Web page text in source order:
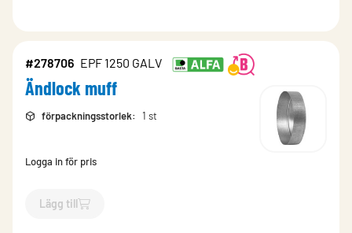
#278706 EPF 1250 GALV
Ändlock muff
förpackningsstorlek: 1 st
Logga in för pris
Lägg till
`$Lägg till